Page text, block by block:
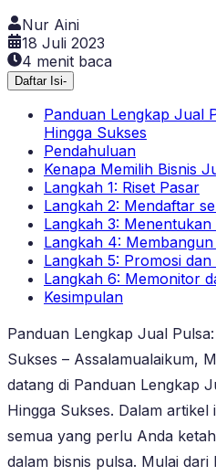
Nur Aini
18 Juli 2023
4 menit baca
Daftar Isi-
Panduan Lengkap Jual
Hingga Sukses
Pendahuluan
Kenapa Memilih Bisnis
Langkah 1: Riset Pasar
Langkah 2: Mendaftar
Langkah 3:
Langkah 4:
Langkah 5: Promosi
Langkah 6: Memonitor
Kesimpulan
Panduan Lengkap Jual
Sukses – Assalamualaikum,
datang di Panduan Lengkap
Hingga Sukses. Dalam artikel
semua yang perlu Anda
dalam bisnis pulsa. Mulai